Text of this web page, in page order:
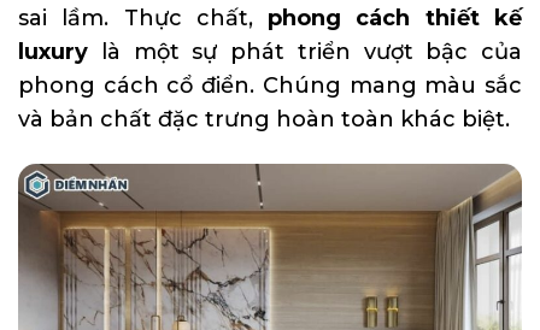
sai lầm. Thực chất, phong cách thiết kế
luxury là một sự phát triển vượt bậc của
phong cách cổ điển. Chúng mang màu sắc
và bản chất đặc trưng hoàn toàn khác biệt.